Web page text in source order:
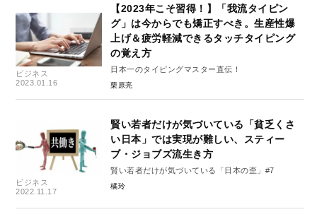
ビジネス
2023.01.16
【2023年こそ習得！】「我流タイピン
グ」は今からでも矯正すべき。生産性爆
上げ＆疲労軽減できるタッチタイピング
の覚え方
日本一のタイピングマスター直伝！
栗原亮
ビジネス
2022.11.17
賢い若者だけが気づいている「貧乏くさ
い日本」では実現が難しい、スティー
ブ・ジョブズ流生き方
賢い若者だけが気づいている「日本の歪」#7
橘玲